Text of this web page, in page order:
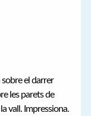
el darrer
les parets de
vall. Impressiona.